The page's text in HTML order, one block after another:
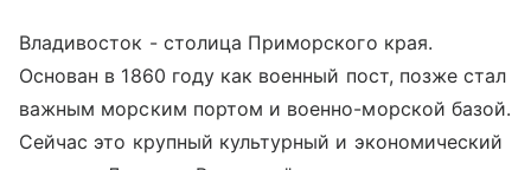
Владивосток - столица Приморского края.
Основан в 1860 году как военный пост, позже стал
важным морским портом и военно-морской базой.
Сейчас это крупный культурный и экономический